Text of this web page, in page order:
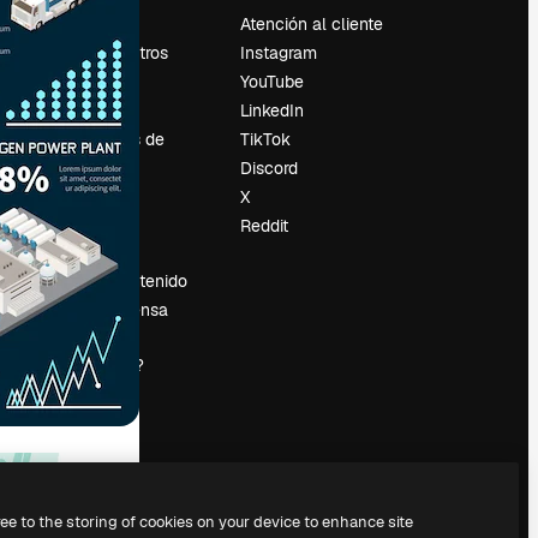
Precios
Sobre nosotros
Reviews
Empleo
Tendencias de
búsqueda
Blog
Eventos
Slidesgo
Vender contenido
Sala de prensa
¿Buscas
magnific.ai?
Atención al cliente
Instagram
YouTube
LinkedIn
TikTok
Discord
X
Reddit
to the storing of cookies on your device to enhance site